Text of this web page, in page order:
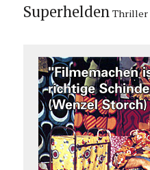
Superhelden Thriller